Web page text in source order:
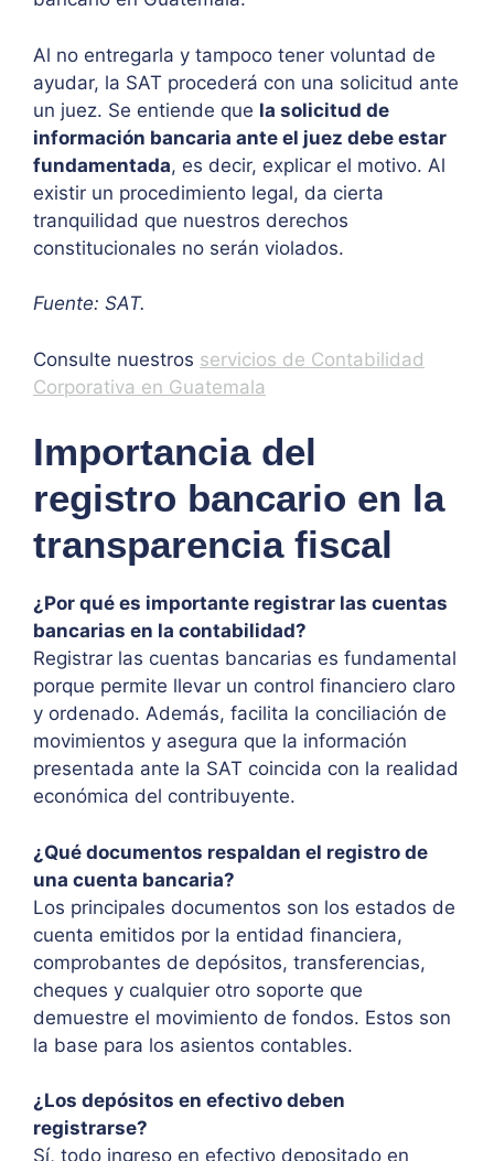
Al no entregarla y tampoco tener voluntad de
ayudar, la SAT procederá con una solicitud ante
un juez. Se entiende que la solicitud de
información bancaria ante el juez debe estar
fundamentada, es decir, explicar el motivo. Al
existir un procedimiento legal, da cierta
tranquilidad que nuestros derechos
constitucionales no serán violados.
Fuente: SAT.
Consulte nuestros servicios de Contabilidad
Corporativa en Guatemala
Importancia del
registro bancario en la
transparencia fiscal
¿Por qué es importante registrar las cuentas
bancarias en la contabilidad?
Registrar las cuentas bancarias es fundamental
porque permite llevar un control financiero claro
y ordenado. Además, facilita la conciliación de
movimientos y asegura que la información
presentada ante la SAT coincida con la realidad
económica del contribuyente.
¿Qué documentos respaldan el registro de
una cuenta bancaria?
Los principales documentos son los estados de
cuenta emitidos por la entidad financiera,
comprobantes de depósitos, transferencias,
cheques y cualquier otro soporte que
demuestre el movimiento de fondos. Estos son
la base para los asientos contables.
¿Los depósitos en efectivo deben
registrarse?
Sí, todo ingreso en efectivo depositado en